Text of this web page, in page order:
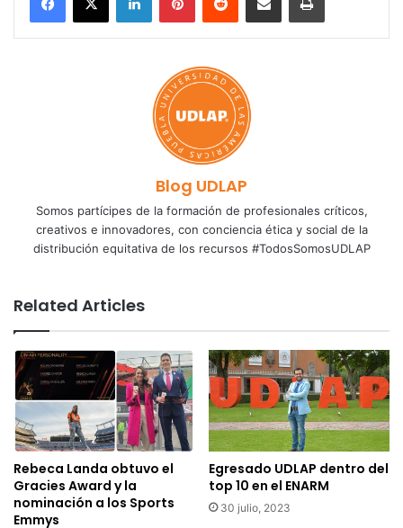
Blog UDLAP
Somos partícipes de la formación de profesionales críticos,
creativos e innovadores, con conciencia ética y social de la
distribución equitativa de los recursos #TodosSomosUDLAP
Related Articles
Rebeca Landa obtuvo el
Gracies Award y la
nominación a los Sports
Emmys
Egresado UDLAP dentro del
top 10 en el ENARM
30 julio, 2023